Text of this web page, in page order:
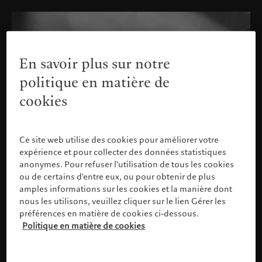
Veuillez confirmer votre profil
En savoir plus sur notre
politique en matière de
cookies
Ce site web utilise des cookies pour améliorer votre
expérience et pour collecter des données statistiques
anonymes. Pour refuser l'utilisation de tous les cookies
ou de certains d'entre eux, ou pour obtenir de plus
amples informations sur les cookies et la manière dont
nous les utilisons, veuillez cliquer sur le lien Gérer les
préférences en matière de cookies ci-dessous.
Politique en matière de cookies